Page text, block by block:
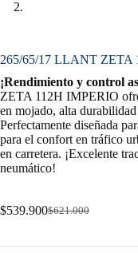
265/65/17 LLANT ZETA
¡Rendimiento y control
ZETA 112H IMPERIO
en mojado, alta
Perfectamente diseñada
para el confort en tráfico
en carretera. ¡Excelente
neumático!
$621.000
Original
was:
$539.900Current
is: